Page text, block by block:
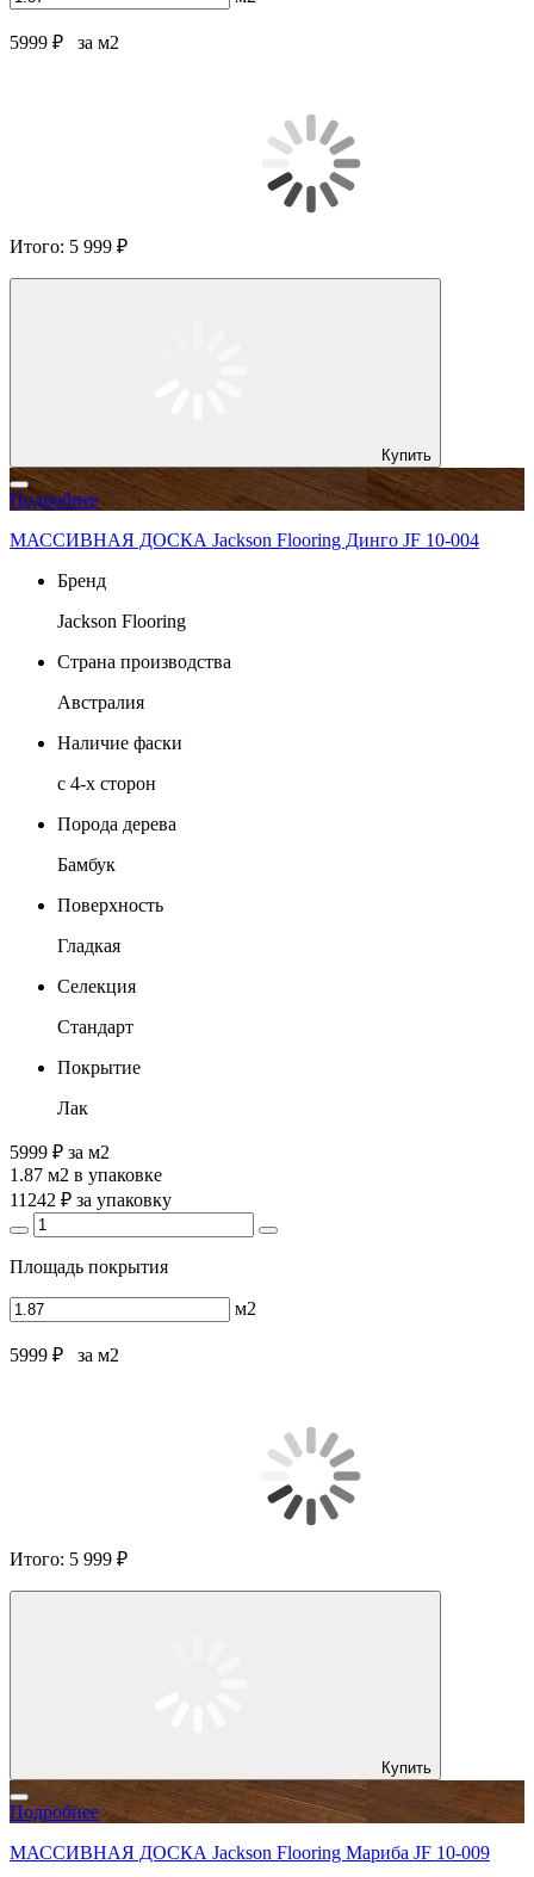
5999 ₽ за м2
Итого: 5 999 ₽
Купить
Подробнее
МАССИВНАЯ ДОСКА Jackson Flooring Динго JF 10-004
Бренд
Jackson Flooring
Страна производства
Австралия
Наличие фаски
с 4-х сторон
Порода дерева
Бамбук
Поверхность
Гладкая
Селекция
Стандарт
Покрытие
Лак
5999 ₽ за м2
1.87 м2 в упаковке
11242 ₽ за упаковку
Площадь покрытия
м2
5999 ₽ за м2
Итого: 5 999 ₽
Купить
Подробнее
МАССИВНАЯ ДОСКА Jackson Flooring Мариба JF 10-009